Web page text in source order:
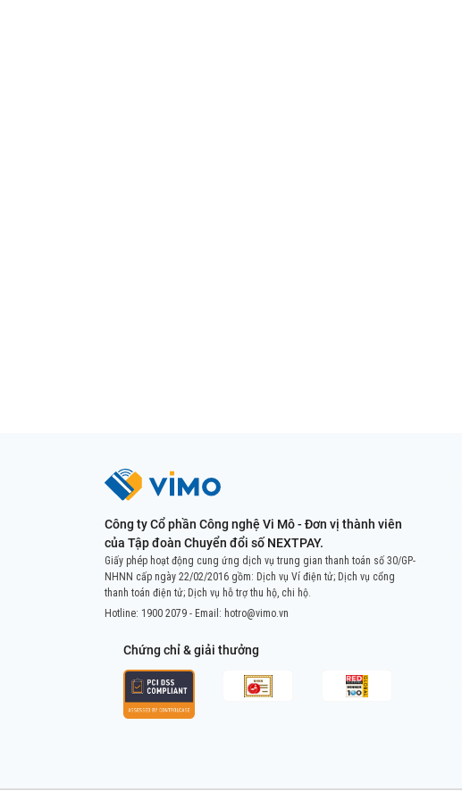
Công ty Cổ phần Công nghệ Vi Mô - Đơn vị thành viên
của Tập đoàn Chuyển đổi số NEXTPAY.
Giấy phép hoạt động cung ứng dịch vụ trung gian thanh toán số 30/GP-
NHNN cấp ngày 22/02/2016 gồm: Dịch vụ Ví điện tử; Dịch vụ cổng
thanh toán điện tử; Dịch vụ hỗ trợ thu hộ, chi hộ.
Hotline: 1900 2079 - Email: hotro@vimo.vn
Chứng chỉ & giải thưởng